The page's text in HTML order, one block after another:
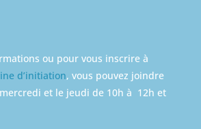
ou pour vous inscrire à
d’initiation, vous pouvez joindre
et le jeudi de 10h à 12h et